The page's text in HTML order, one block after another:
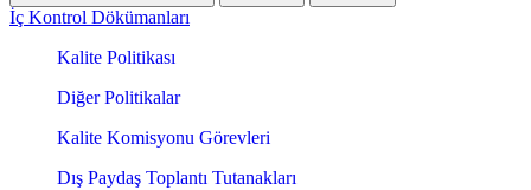
İç Kontrol Dökümanları
Kalite Politikası
Diğer Politikalar
Kalite Komisyonu Görevleri
Dış Paydaş Toplantı Tutanakları